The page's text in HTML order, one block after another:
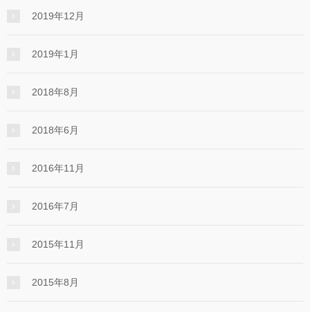
2019年12月
2019年1月
2018年8月
2018年6月
2016年11月
2016年7月
2015年11月
2015年8月